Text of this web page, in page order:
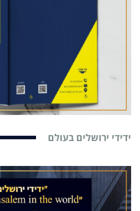
ידידי ירושלים בעולם